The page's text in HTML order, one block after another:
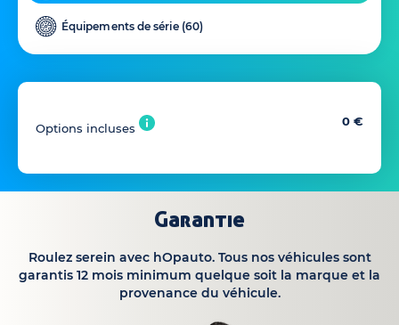
Équipements de série (60)
Options incluses 0 €
Garantie
Roulez serein avec hOpauto. Tous nos véhicules sont
garantis 12 mois minimum quelque soit la marque et la
provenance du véhicule.